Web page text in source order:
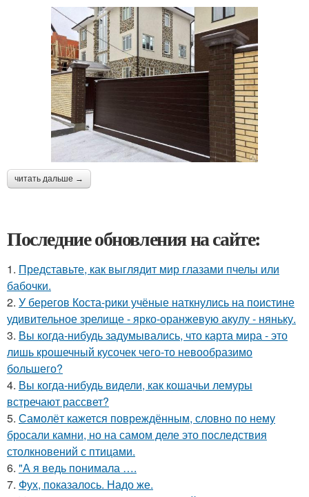
читать дальше →
Последние обновления на сайте:
1. Представьте, как выглядит мир глазами пчелы или
бабочки.
2. У берегов Коста-рики учёные наткнулись на поистине
удивительное зрелище - ярко-оранжевую акулу - няньку.
3. Вы когда-нибудь задумывались, что карта мира - это
лишь крошечный кусочек чего-то невообразимо
большего?
4. Вы когда-нибудь видели, как кошачьи лемуры
встречают рассвет?
5. Самолёт кажется повреждённым, словно по нему
бросали камни, но на самом деле это последствия
столкновений с птицами.
6. "А я ведь понимала ….
7. Фух, показалось. Надо же.